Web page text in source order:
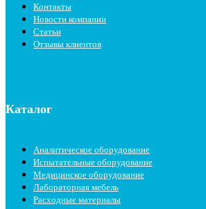
Контакты
Новости компании
Статьи
Отзывы клиентов
Каталог
Аналитическое оборудование
Испытательные оборудование
Медицинское оборудование
Лабораторная мебель
Расходные материалы